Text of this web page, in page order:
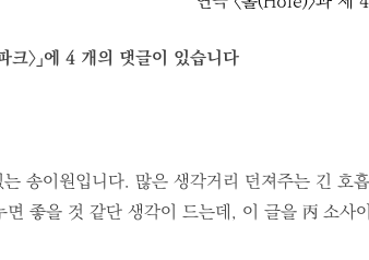
〉」에 4 개의 댓글이 있습니다
송이원입니다. 많은 생각거리 던져주는 긴 호
좋을 것 같단 생각이 드는데, 이 글을 丙 소사